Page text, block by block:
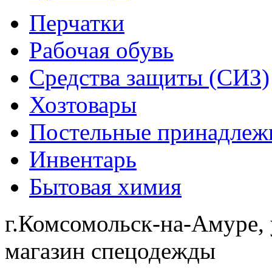
Перчатки
Рабочая обувь
Средства защиты (СИЗ)
Хозтовары
Постельные
Инвентарь
Бытовая химия
г.Комсомольск-на-
магазин спецодежды